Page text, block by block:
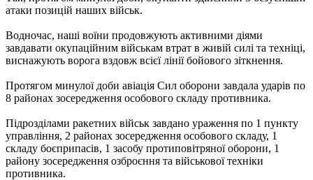
атаки позицій наших військ.
Водночас, наші воїни продовжують активними діями
завдавати окупаційним військам втрат в живій силі та техніці,
виснажують ворога вздовж всієї лінії бойового зіткнення.
Протягом минулої доби авіація Сил оборони завдала ударів по
8 районах зосередження особового складу противника.
Підрозділами ракетних військ завдано ураження по 1 пункту
управління, 2 районах зосередження особового складу, 1
складу боєприпасів, 1 засобу протиповітряної оборони, 1
району зосередження озброєння та військової техніки
противника.